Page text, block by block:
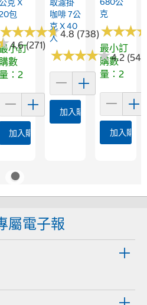
4.6 (271)
克 X
包
★★★★★
★★★★★4.8 (738)
最小訂
購數
量：2
加入購物車
取濾掛
咖啡 7公
克 X 40
入
★★★★★
★★★★★4.2
加入購物車
克
★★★
★★★
最小訂
購數
量：2
加入購物
屬電子報